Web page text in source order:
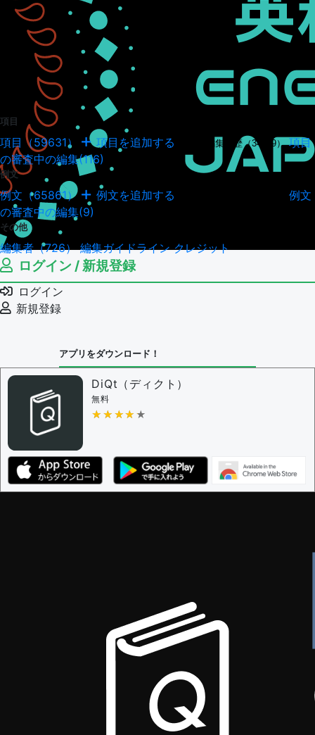
項目
項目（59631） 項目を追加する 項目の編集履歴（34949） 項目
の審査中の編集(116)
例文
例文（65861） 例文を追加する
例文
の審査中の編集(9)
その他
編集者（726）編集ガイドラインクレジット
ログイン / 新規登録
ログイン
新規登録
アプリをダウンロード！
DiQt（ディクト）
無料
★★★★★
★★★★★